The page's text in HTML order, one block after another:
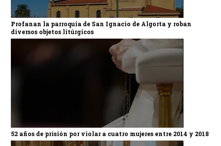
Profanan la parroquia de San Ignacio de Algorta y roban
diversos objetos litúrgicos
52 años de prisión por violar a cuatro mujeres entre 2014 y 2018